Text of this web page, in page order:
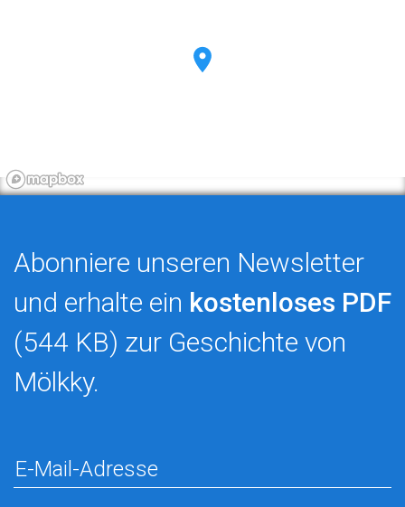
Abonniere unseren Newsletter
und erhalte ein kostenloses PDF
(544 KB) zur Geschichte von
Mölkky.